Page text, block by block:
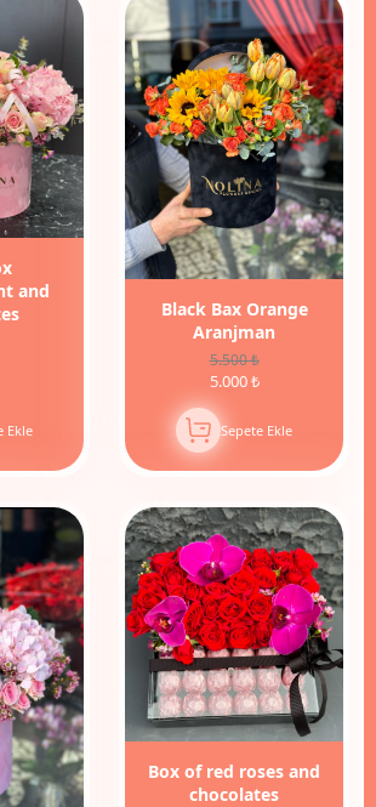
12%
İndirim
and
Ekle
Black Bax Orange
Aranjman
5.500 ₺
5.000 ₺
Sepete Ekle
13%
İndirim
Box of red roses and
chocolates